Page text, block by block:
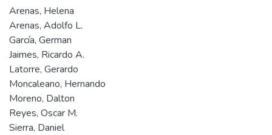
Arenas, Helena
Arenas, Adolfo L.
García, German
Jaimes, Ricardo A.
Latorre, Gerardo
Moncaleano, Hernando
Moreno, Dalton
Reyes, Oscar M.
Sierra, Daniel